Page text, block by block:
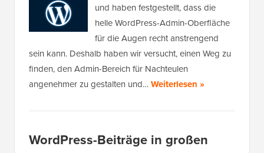
und haben festgestellt, dass die
helle WordPress-Admin-Oberfläche
für die Augen recht anstrengend
sein kann. Deshalb haben wir versucht, einen Weg zu
finden, den Admin-Bereich für Nachteulen
angenehmer zu gestalten und…Weiterlesen »
WordPress-Beiträge in großen